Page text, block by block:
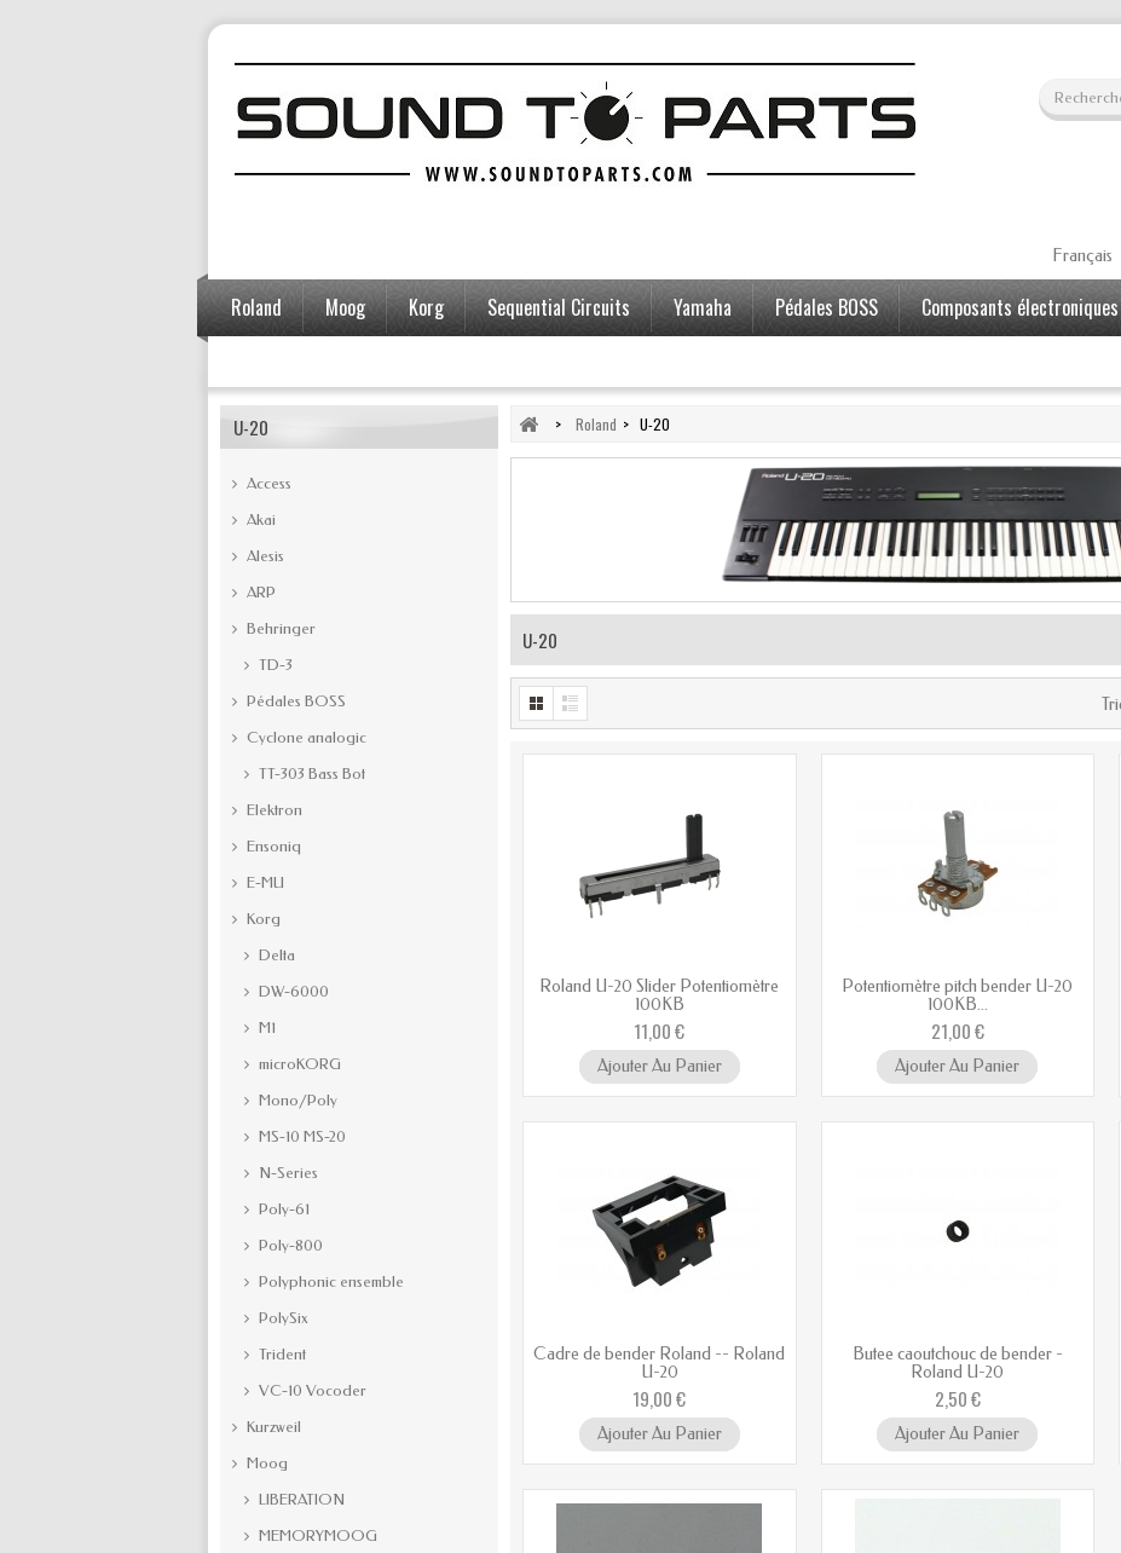
Français
Roland Moog Korg Sequential Circuits Yamaha Pédales BOSS Composants électroniques
U-20
Access
Akai
Alesis
ARP
Behringer
TD-3
Pédales BOSS
Cyclone analogic
TT-303 Bass Bot
Elektron
Ensoniq
E-MU
Korg
Delta
DW-6000
M1
microKORG
Mono/Poly
MS-10 MS-20
N-Series
Poly-61
Poly-800
Polyphonic ensemble
PolySix
Trident
VC-10 Vocoder
Kurzweil
Moog
LIBERATION
MEMORYMOOG
> Roland > U-20
U-20
Roland U-20 Slider Potentiomètre
100KB
11,00 €
Ajouter Au Panier
Potentiomètre pitch bender U-20
100KB...
21,00 €
Ajouter Au Panier
Cadre de bender Roland -- Roland
U-20
19,00 €
Ajouter Au Panier
Butee caoutchouc de bender -
Roland U-20
2,50 €
Ajouter Au Panier